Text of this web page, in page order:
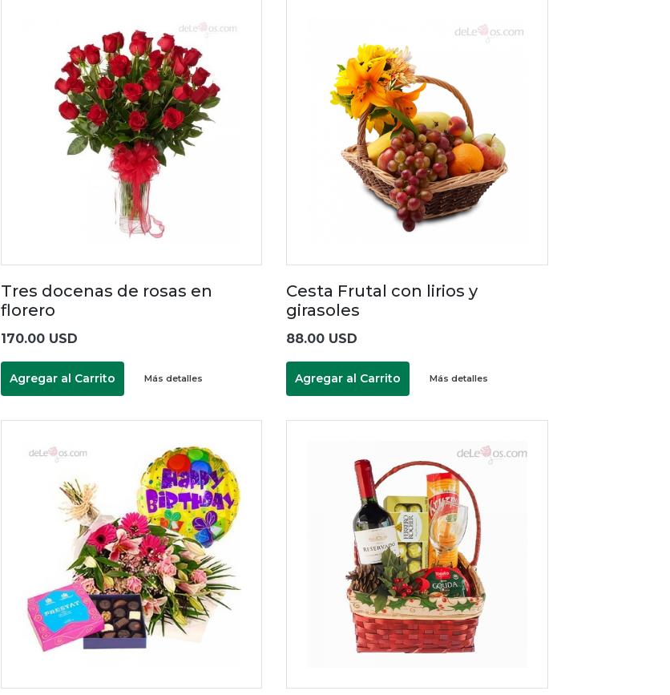
Tres docenas de rosas en
florero
170.00 USD
Agregar al Carrito Más detalles
Cesta Frutal con lirios y
girasoles
88.00 USD
Agregar al Carrito Más detalles